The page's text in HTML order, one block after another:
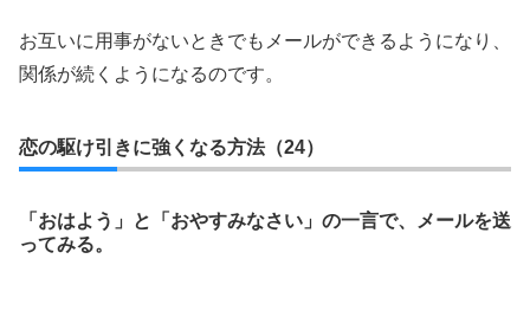
お互いに用事がないときでもメールができるようになり、
関係が続くようになるのです。
恋の駆け引きに強くなる方法（24）
「おはよう」と「おやすみなさい」の一言で、メールを送
ってみる。